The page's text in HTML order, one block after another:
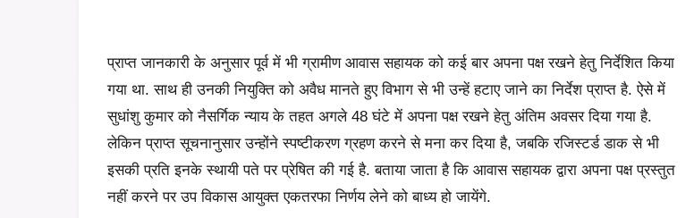
प्राप्त जानकारी के अनुसार पूर्व में भी ग्रामीण आवास सहायक को कई बार अपना पक्ष रखने हेतु निर्देशित किया
गया था. साथ ही उनकी नियुक्ति को अवैध मानते हुए विभाग से भी उन्हें हटाए जाने का निर्देश प्राप्त है. ऐसे में
सुधांशु कुमार को नैसर्गिक न्याय के तहत अगले 48 घंटे में अपना पक्ष रखने हेतु अंतिम अवसर दिया गया है.
लेकिन प्राप्त सूचनानुसार उन्होंने स्पष्टीकरण ग्रहण करने से मना कर दिया है, जबकि रजिस्टर्ड डाक से भी
इसकी प्रति इनके स्थायी पते पर प्रेषित की गई है. बताया जाता है कि आवास सहायक द्वारा अपना पक्ष प्रस्तुत
नहीं करने पर उप विकास आयुक्त एकतरफा निर्णय लेने को बाध्य हो जायेंगे.